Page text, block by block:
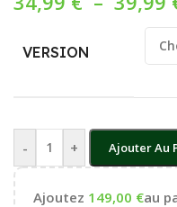
VERSION
- + Ajouter Au
Ajoutez 149,00 €au